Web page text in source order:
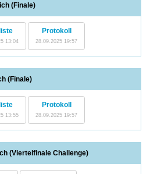
(Finale)
13:04
Protokoll
28.09.2025 19:57
(Finale)
13:55
Protokoll
28.09.2025 19:57
(Viertelfinale Challenge)